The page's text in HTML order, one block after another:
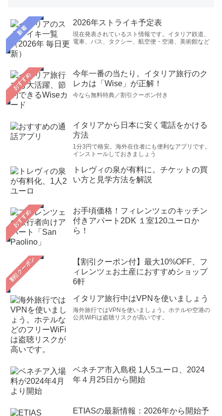
新着
2026年ストライキ予定表
現在発表されているスト情報です。イタリア鉄道、
電車、バス、タクシー、航空便・空港、美術館など
おすすめ
今年一番の当たり。イタリア旅行のク
レカは「Wise」が正解！
今なら無料特典／割引クーポン付き
イタリアから日本に安く電話をかける
方法
1分3円で格安。海外在住者にも便利なアプリです。
インストールしておきましょう
トレヴィの泉が有料に。チケットの買
い方と見学方法を解説
おすすめ
お手頃価格！フィレンツェのキッチン
付きアパート2DK １室120ユーロか
ら！
【割引クーポン付】最大10%OFF、フ
ィレンツェお土産におすすめショップ
6軒
イタリア旅行中はVPNを使いましょう
海外旅行ではVPNを使いましょう。ホテルや空港の
公共WiFiは盗聴リスクが高いです。
ベネチア市入島税 1人5ユーロ、2024
年４月25日から開始
ETIASの最新情報：2026年から開始予